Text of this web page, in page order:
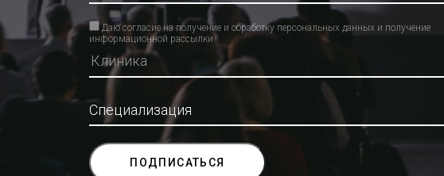
Даю согласие на получение и обработку персональных данных и получение
информационной рассылки